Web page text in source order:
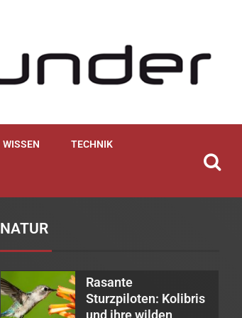
WISSEN TECHNIK
NATUR
1
Rasante
Sturzpiloten: Kolibris
und ihre wilden